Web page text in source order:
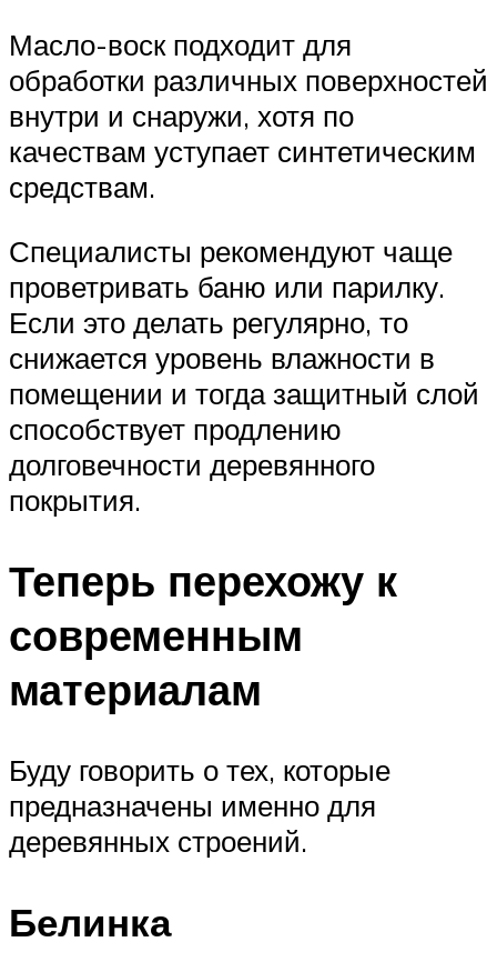
Масло-воск подходит для
обработки различных поверхностей
внутри и снаружи, хотя по
качествам уступает синтетическим
средствам.
Специалисты рекомендуют чаще
проветривать баню или парилку.
Если это делать регулярно, то
снижается уровень влажности в
помещении и тогда защитный слой
способствует продлению
долговечности деревянного
покрытия.
Теперь перехожу к
современным
материалам
Буду говорить о тех, которые
предназначены именно для
деревянных строений.
Белинка